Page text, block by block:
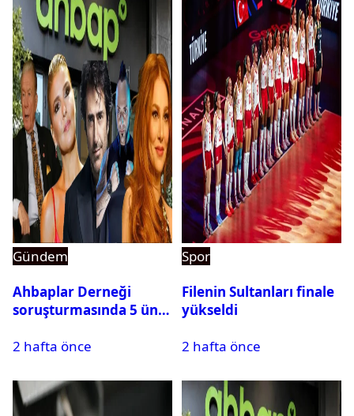
Gündem
Ahbaplar Derneği
soruşturmasında 5 ünlü
2 hafta önce
Spor
Filenin Sultanları finale
yükseldi
2 hafta önce